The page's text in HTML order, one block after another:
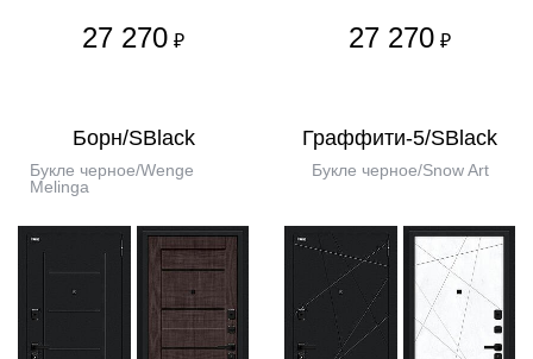
27 270 ₽ 27 270 ₽
Борн/SBlack
Букле черное/Wenge
Melinga
Граффити-5/SBlack
Букле черное/Snow Art